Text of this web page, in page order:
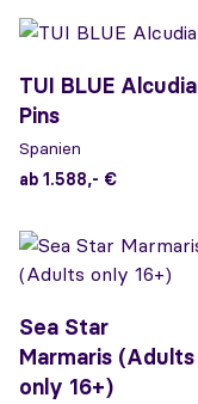
TUI BLUE Alcudia
Pins
Spanien
ab 1.588,- €
Sea Star
Marmaris (Adults
only 16+)